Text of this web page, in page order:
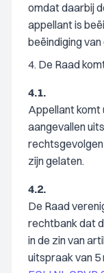
omdat daarbij
appellant is
beëindiging
4. De Raad
4.1.
Appellant komt
aangevallen
zijn gelaten.
4.2.
De Raad
rechtbank dat
in de zin van
uitspraak van